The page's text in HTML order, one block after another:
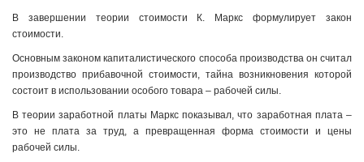
В завершении теории стоимости К. Маркс формулирует закон
стоимости.
Основным законом капиталистического способа производства он считал
производство прибавочной стоимости, тайна возникновения которой
состоит в использовании особого товара – рабочей силы.
В теории заработной платы Маркс показывал, что заработная плата –
это не плата за труд, а превращенная форма стоимости и цены
рабочей силы.